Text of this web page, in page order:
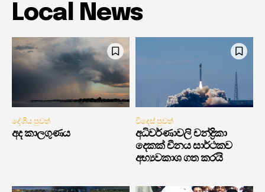
Local News
දේශීය පුවත්
අද කාලගුණය
විදෙස් පුවත්
අධිවර්ණාවලි චන්ද්‍රිකා
දෙකක් චීනය සාර්ථකව
අභ්‍යවකාශ ගත කරයි